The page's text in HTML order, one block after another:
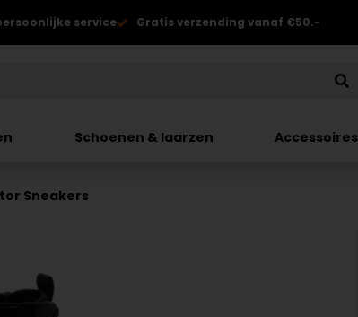
service Gratis verzending vanaf €50.-
Schoenen & laarzen Accessoires
Sneakers